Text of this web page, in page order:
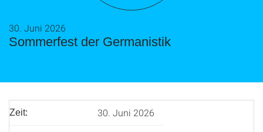
Sommerfest der Germanistik
30. Juni 2026
Zeit: 30. Juni 2026